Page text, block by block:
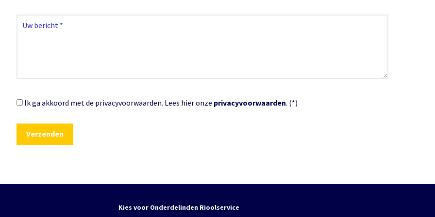
Ik ga akkoord met de privacyvoorwaarden. Lees hier onze privacyvoorwaarden. (*)
Kies voor Onderdelinden Rioolservice